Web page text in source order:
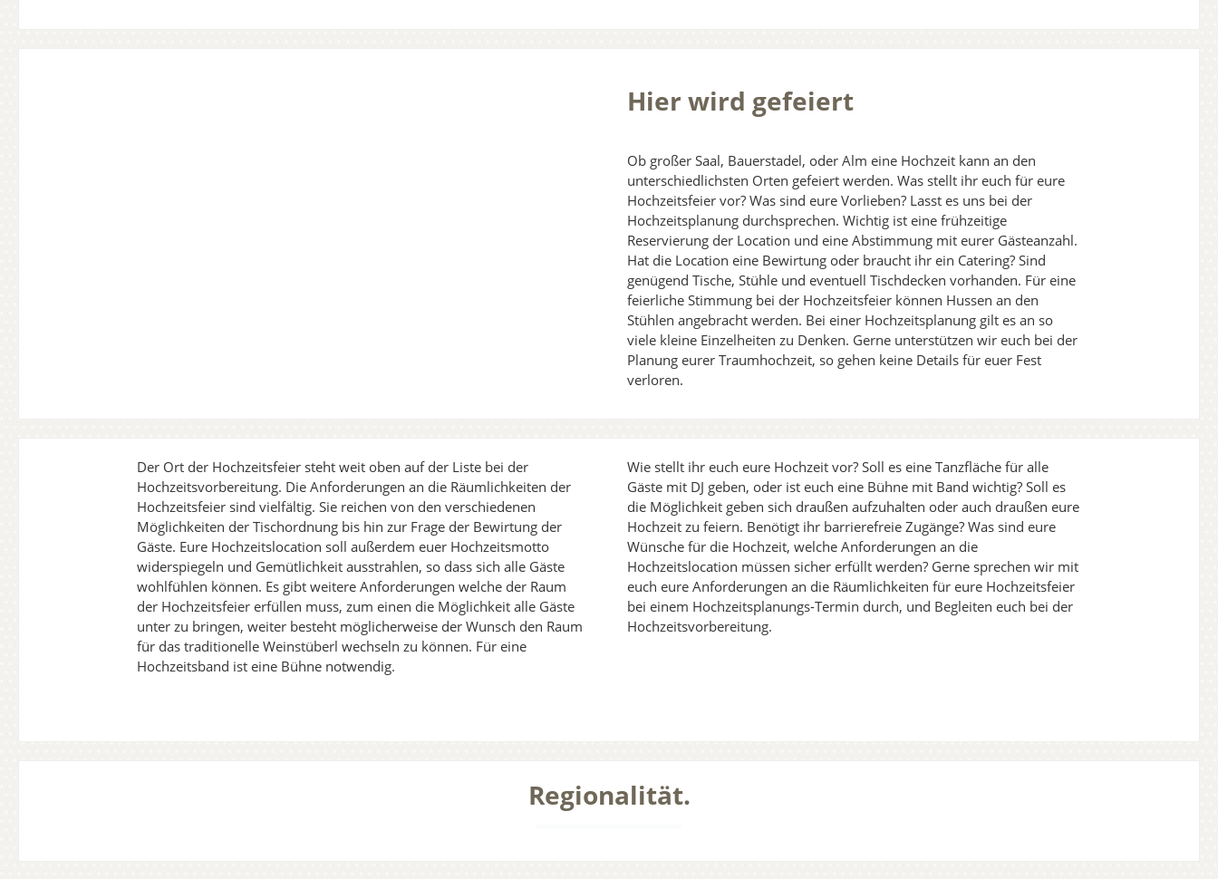
Hier wird gefeiert
Ob großer Saal, Bauerstadel, oder Alm eine Hochzeit kann an den
unterschiedlichsten Orten gefeiert werden. Was stellt ihr euch für eure
Hochzeitsfeier vor? Was sind eure Vorlieben? Lasst es uns bei der
Hochzeitsplanung durchsprechen. Wichtig ist eine frühzeitige
Reservierung der Location und eine Abstimmung mit eurer Gästeanzahl.
Hat die Location eine Bewirtung oder braucht ihr ein Catering? Sind
genügend Tische, Stühle und eventuell Tischdecken vorhanden. Für eine
feierliche Stimmung bei der Hochzeitsfeier können Hussen an den
Stühlen angebracht werden. Bei einer Hochzeitsplanung gilt es an so
viele kleine Einzelheiten zu Denken. Gerne unterstützen wir euch bei der
Planung eurer Traumhochzeit, so gehen keine Details für euer Fest
verloren.
Der Ort der Hochzeitsfeier steht weit oben auf der Liste bei der
Hochzeitsvorbereitung. Die Anforderungen an die Räumlichkeiten der
Hochzeitsfeier sind vielfältig. Sie reichen von den verschiedenen
Möglichkeiten der Tischordnung bis hin zur Frage der Bewirtung der
Gäste. Eure Hochzeitslocation soll außerdem euer Hochzeitsmotto
widerspiegeln und Gemütlichkeit ausstrahlen, so dass sich alle Gäste
wohlfühlen können. Es gibt weitere Anforderungen welche der Raum
der Hochzeitsfeier erfüllen muss, zum einen die Möglichkeit alle Gäste
unter zu bringen, weiter besteht möglicherweise der Wunsch den Raum
für das traditionelle Weinstüberl wechseln zu können. Für eine
Hochzeitsband ist eine Bühne notwendig.
Wie stellt ihr euch eure Hochzeit vor? Soll es eine Tanzfläche für alle
Gäste mit DJ geben, oder ist euch eine Bühne mit Band wichtig? Soll es
die Möglichkeit geben sich draußen aufzuhalten oder auch draußen eure
Hochzeit zu feiern. Benötigt ihr barrierefreie Zugänge? Was sind eure
Wünsche für die Hochzeit, welche Anforderungen an die
Hochzeitslocation müssen sicher erfüllt werden? Gerne sprechen wir mit
euch eure Anforderungen an die Räumlichkeiten für eure Hochzeitsfeier
bei einem Hochzeitsplanungs-Termin durch, und Begleiten euch bei der
Hochzeitsvorbereitung.
Regionalität.